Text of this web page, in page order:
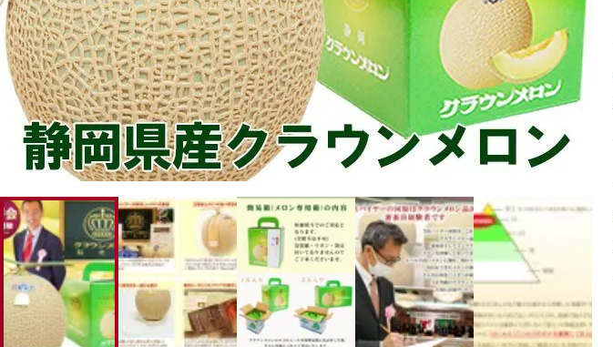
梨
幸水梨ロイヤル
シャインマスカット
クイーンルージュ
神紅ぶどう
ナガノパープル
1房からOK！ぶどう狩り